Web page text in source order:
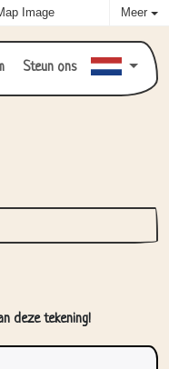
Image Meer
Steun ons
deze tekening!